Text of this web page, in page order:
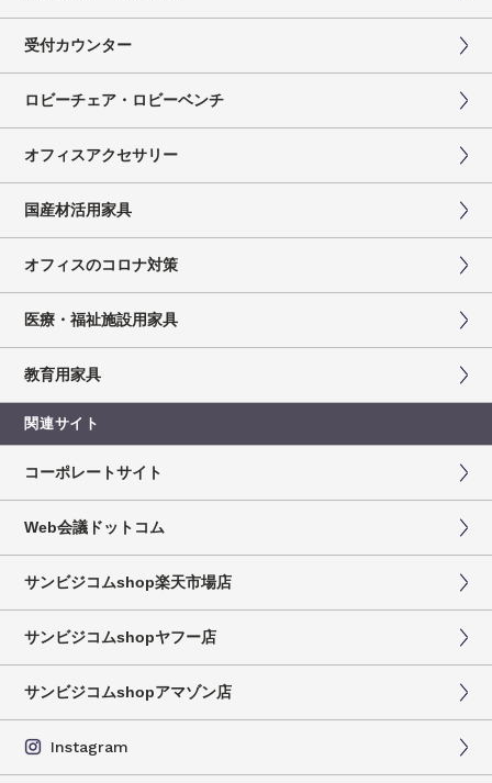
受付カウンター
ロビーチェア・ロビーベンチ
オフィスアクセサリー
国産材活用家具
オフィスのコロナ対策
医療・福祉施設用家具
教育用家具
関連サイト
コーポレートサイト
Web会議ドットコム
サンビジコムshop楽天市場店
サンビジコムshopヤフー店
サンビジコムshopアマゾン店
Instagram